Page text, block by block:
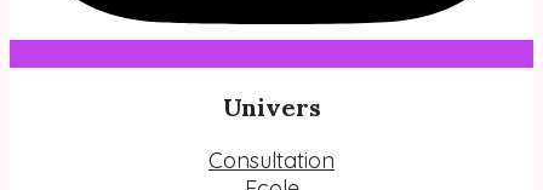
Univers
Consultation